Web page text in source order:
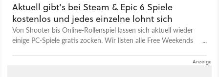
Aktuell gibt's bei Steam & Epic 6 Spiele
kostenlos und jedes einzelne lohnt sich
Von Shooter bis Online-Rollenspiel lassen sich aktuell wieder
einige PC-Spiele gratis zocken. Wir listen alle Free Weekends